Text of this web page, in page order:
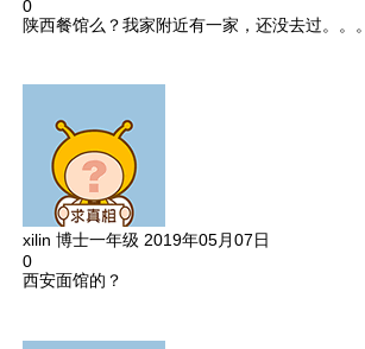
0
陕西餐馆么？我家附近有一家，还没去过。。。
xilin 博士一年级 2019年05月07日
0
西安面馆的？